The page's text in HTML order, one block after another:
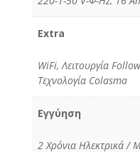
Extra
WiFi, Λειτουργία
Τεχνολογία Colasma
Εγγύηση
2 Χρόνια Ηλεκτρικά /